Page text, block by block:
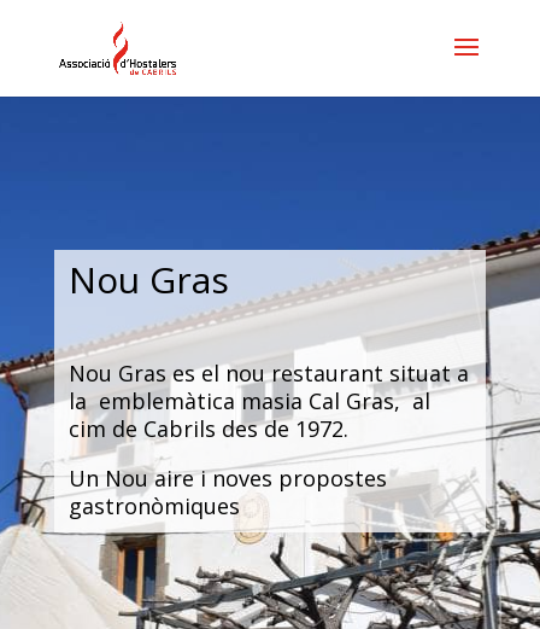
Nou Gras
Nou Gras es el nou restaurant situat a
la emblemàtica masia Cal Gras, al
cim de Cabrils des de 1972.
Un Nou aire i noves propostes
gastronòmiques